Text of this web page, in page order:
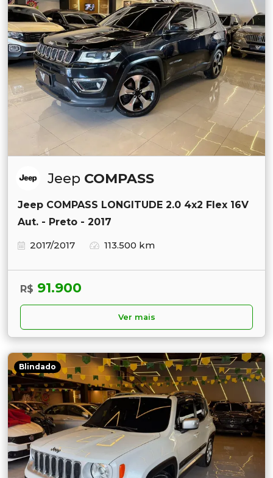
Jeep COMPASS
Jeep COMPASS LONGITUDE 2.0 4x2 Flex 16V
Aut. - Preto - 2017
2017/2017
113.500 km
R$ 91.900
Ver mais
Blindado